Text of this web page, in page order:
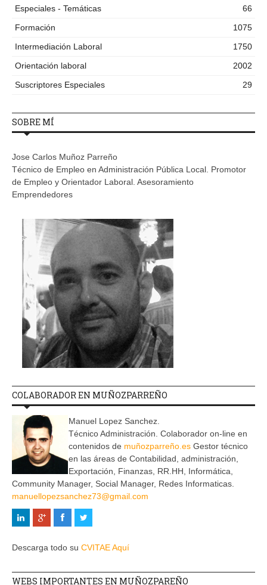
Especiales - Temáticas
66
Formación
1075
Intermediación Laboral
1750
Orientación laboral
2002
Suscriptores Especiales
29
SOBRE MÍ
Jose Carlos Muñoz Parreño
Técnico de Empleo en Administración Pública Local. Promotor
de Empleo y Orientador Laboral. Asesoramiento
Emprendedores
COLABORADOR EN MUÑOZPARREÑO
Manuel Lopez Sanchez.
Técnico Administración. Colaborador on-line en
contenidos de muñozparreño.es Gestor técnico
en las áreas de Contabilidad, administración,
Exportación, Finanzas, RR.HH, Informática,
Community Manager, Social Manager, Redes Informaticas.
manuellopezsanchez73@gmail.com
Descarga todo su CVITAE Aquí
WEBS IMPORTANTES EN MUÑOZPAREÑO